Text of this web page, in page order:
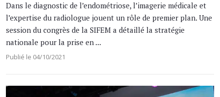
Dans le diagnostic de l’endométriose, l’imagerie médicale et
l’expertise du radiologue jouent un rôle de premier plan. Une
session du congrès de la SIFEM a détaillé la stratégie
nationale pour la prise en ...
Publié le 04/10/2021